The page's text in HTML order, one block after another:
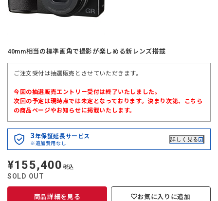
40mm相当の標準画角で撮影が楽しめる新レンズ搭載
ご注文受付は抽選販売とさせていただきます。
今回の抽選販売エントリー受付は終了いたしました。
次回の予定は現時点では未定となっております。決まり次第、こちら
の商品ページやお知らせに掲載いたします。
3年保証延長サービス
※追加費用なし
詳しく見る
定
価
¥155,400 税込
SOLD OUT
商品詳細を見る お気に入りに追加